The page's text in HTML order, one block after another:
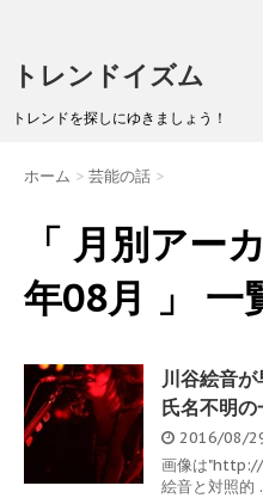
トレンドイズム
トレンドを探しにゆきましょう！
ホーム > 芸能の話 >
「 月別アー
年08月 」 一
川谷絵音
氏名不明
2016/08/
画像は"http://
絵音と対照的